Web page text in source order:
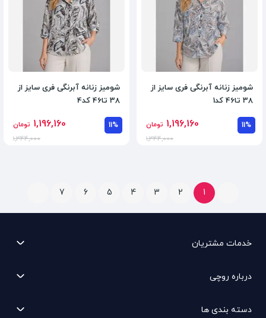
شومیز زنانه آبرنگی فری سایز از
38 تا46 کد1
11%
1,196,160 تومان
1,344,000
شومیز زنانه آبرنگی فری سایز از
38 تا46 کد4
11%
1,196,160 تومان
1,344,000
1
2
3
4
5
6
7
خدمات مشتریان
درباره روچی
دسته بندی ها